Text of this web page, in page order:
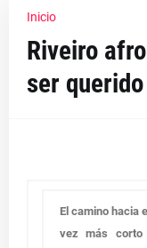
Inicio
Riveiro
ser
El camino hacia
vez más corto